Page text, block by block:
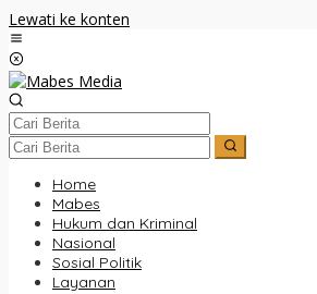
Lewati ke konten
Home
Mabes
Hukum dan Kriminal
Nasional
Sosial Politik
Layanan